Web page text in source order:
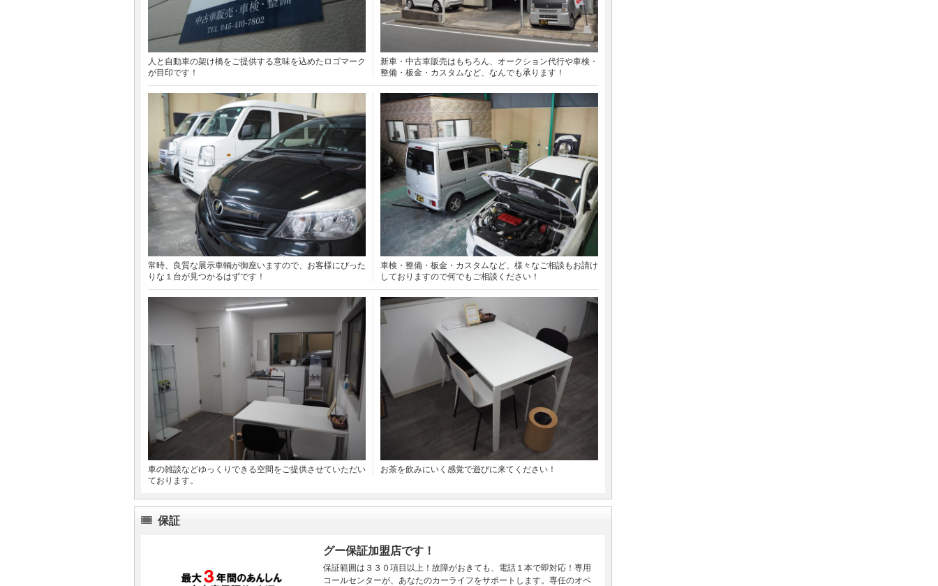
人と自動車の架け橋をご提供する意味を込めたロゴマーク
が目印です！
新車・中古車販売はもちろん、オークション代行や車検・
整備・板金・カスタムなど、なんでも承ります！
常時、良質な展示車輌が御座いますので、お客様にぴった
りな１台が見つかるはずです！
車検・整備・板金・カスタムなど、様々なご相談もお請け
しておりますので何でもご相談ください！
車の雑談などゆっくりできる空間をご提供させていただい
ております。
お茶を飲みにいく感覚で遊びに来てください！
保証
グー保証加盟店です！
保証範囲は３３０項目以上！故障がおきても、電話１本で即対応！専用
コールセンターが、あなたのカーライフをサポートします。専任のオペ